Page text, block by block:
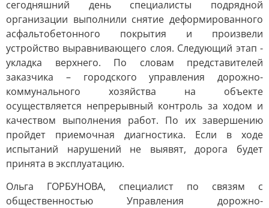
сегодняшний день специалисты подрядной
организации выполнили снятие деформированного
асфальтобетонного покрытия и произвели
устройство выравнивающего слоя. Следующий этап -
укладка верхнего. По словам представителей
заказчика – городского управления дорожно-
коммунального хозяйства на объекте
осуществляется непрерывный контроль за ходом и
качеством выполнения работ. По их завершению
пройдет приемочная диагностика. Если в ходе
испытаний нарушений не выявят, дорога будет
принята в эксплуатацию.
Ольга ГОРБУНОВА, специалист по связям с
общественностью Управления дорожно-